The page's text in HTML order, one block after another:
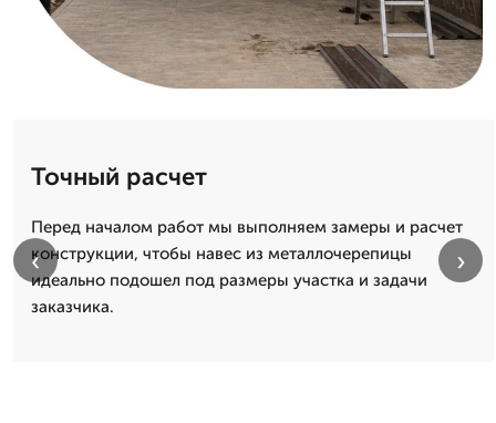
Точный расчет
Перед началом работ мы выполняем замеры и расчет
конструкции, чтобы навес из металлочерепицы
идеально подошел под размеры участка и задачи
заказчика.
‹ ›